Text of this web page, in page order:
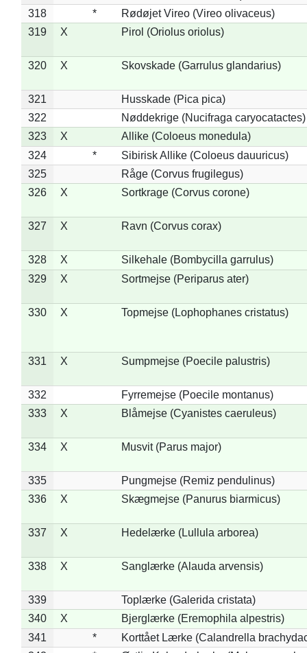
318
*
Rødøjet Vireo (Vireo olivaceus)
319
X Pirol (Oriolus oriolus)
320 X Skovskade (Garrulus glandarius)
321
Husskade (Pica pica)
322
Nøddekrige (Nucifraga caryocatactes)
323
X
Allike (Coloeus monedula)
324
*
Sibirisk Allike (Coloeus dauuricus)
325
Råge (Corvus frugilegus)
326
X Sortkrage (Corvus corone)
327 X Ravn (Corvus corax)
328 X
Silkehale (Bombycilla garrulus)
329
X Sortmejse (Periparus ater)
330 X Topmejse (Lophophanes cristatus)
331 X Sumpmejse (Poecile palustris)
332
Fyrremejse (Poecile montanus)
333
X Blåmejse (Cyanistes caeruleus)
334 X Musvit (Parus major)
335
Pungmejse (Remiz pendulinus)
336
X Skægmejse (Panurus biarmicus)
337 X Hedelærke (Lullula arborea)
338 X Sanglærke (Alauda arvensis)
339
Toplærke (Galerida cristata)
340
X
Bjerglærke (Eremophila alpestris)
341
*
Korttået Lærke (Calandrella